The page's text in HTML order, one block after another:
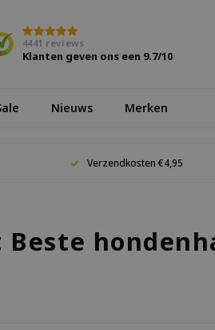
4441 reviews
Klanten geven ons een 9.7/10
Nieuws Merken
Verzendkosten €4,95